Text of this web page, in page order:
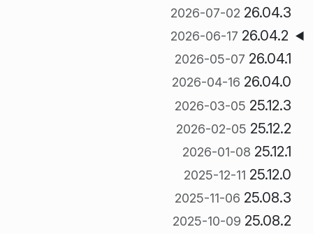
26.04.3
2026-07-02
26.04.2
2026-06-17
26.04.1
2026-05-07
26.04.0
2026-04-16
25.12.3
2026-03-05
25.12.2
2026-02-05
25.12.1
2026-01-08
25.12.0
2025-12-11
25.08.3
2025-11-06
25.08.2
2025-10-09